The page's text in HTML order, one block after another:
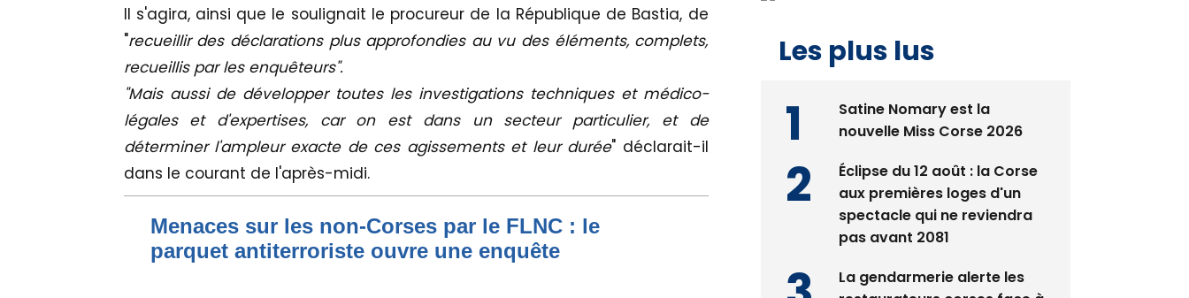
Il s'agira, ainsi que le soulignait le procureur de la République de Bastia, de
"recueillir des déclarations plus approfondies au vu des éléments, complets,
recueillis par les enquêteurs".
"Mais aussi de développer toutes les investigations techniques et médico-
légales et d'expertises, car on est dans un secteur particulier, et de
déterminer l'ampleur exacte de ces agissements et leur durée" déclarait-il
dans le courant de l'après-midi.
Menaces sur les non-Corses par le FLNC : le
parquet antiterroriste ouvre une enquête
nouvelle Miss Corse 2026
Éclipse du 12 août : la Corse
aux premières loges d'un
pas avant 2081